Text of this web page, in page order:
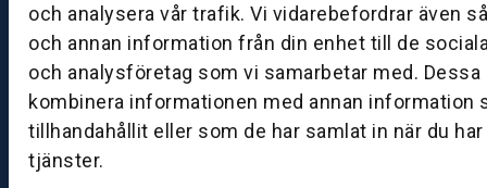
och analysera vår trafik. Vi vidarebefordrar även
och annan information från din enhet till de
och analysföretag som vi samarbetar med. Dessa
kombinera informationen med annan information
tillhandahållit eller som de har samlat in när du
tjänster.
S
k
ö
v
d